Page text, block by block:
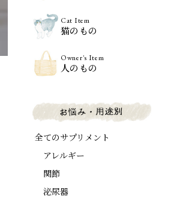
Cat Item
猫のもの
Owner's Item
人のもの
全てのサプリメント
アレルギー
関節
泌尿器